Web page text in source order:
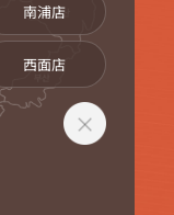
南浦店
西面店